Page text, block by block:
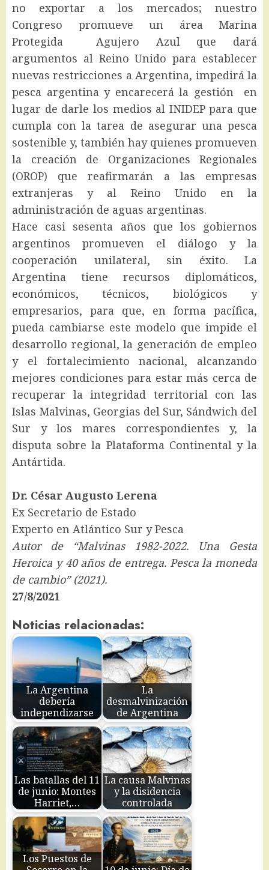
no exportar a los mercados; nuestro
Congreso promueve un área Marina
Protegida Agujero Azul que dará
argumentos al Reino Unido para establecer
nuevas restricciones a Argentina, impedirá la
pesca argentina y encarecerá la gestión en
lugar de darle los medios al INIDEP para que
cumpla con la tarea de asegurar una pesca
sostenible y, también hay quienes promueven
la creación de Organizaciones Regionales
(OROP) que reafirmarán a las empresas
extranjeras y al Reino Unido en la
administración de aguas argentinas.
Hace casi sesenta años que los gobiernos
argentinos promueven el diálogo y la
cooperación unilateral, sin éxito. La
Argentina tiene recursos diplomáticos,
económicos, técnicos, biológicos y
empresarios, para que, en forma pacífica,
pueda cambiarse este modelo que impide el
desarrollo regional, la generación de empleo
y el fortalecimiento nacional, alcanzando
mejores condiciones para estar más cerca de
recuperar la integridad territorial con las
Islas Malvinas, Georgias del Sur, Sándwich del
Sur y los mares correspondientes y, la
disputa sobre la Plataforma Continental y la
Antártida.
Dr. César Augusto Lerena
Ex Secretario de Estado
Experto en Atlántico Sur y Pesca
Autor de “Malvinas 1982-2022. Una Gesta
Heroica y 40 años de entrega. Pesca la moneda
de cambio” (2021).
27/8/2021
Noticias relacionadas:
La Argentina
debería
independizarse
La
desmalvinización
de Argentina
Las batallas del 11
de junio: Montes
Harriet,…
La causa Malvinas
y la disidencia
controlada
Los Puestos de